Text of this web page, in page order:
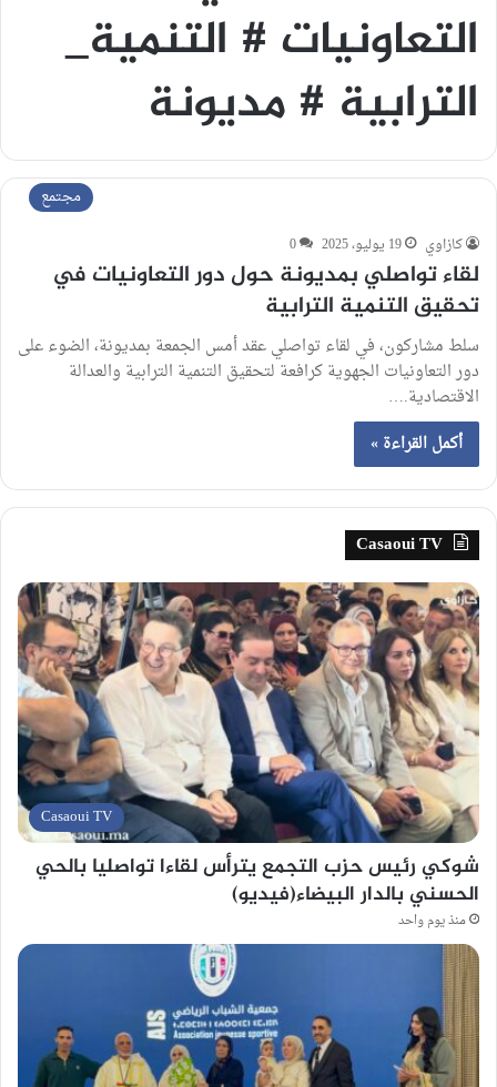
التعاونيات # التنمية_
الترابية # مديونة
مجتمع
كازاوي 19 يوليو، 2025 0
لقاء تواصلي بمديونة حول دور التعاونيات في
تحقيق التنمية الترابية
سلط مشاركون، في لقاء تواصلي عقد أمس الجمعة بمديونة، الضوء على
دور التعاونيات الجهوية كرافعة لتحقيق التنمية الترابية والعدالة
الاقتصادية.…
أكمل القراءة »
Casaoui TV
Casaoui TV
شوكي رئيس حزب التجمع يترأس لقاءا تواصليا بالحي
الحسني بالدار البيضاء(فيديو)
منذ يوم واحد